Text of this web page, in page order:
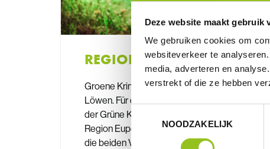
Deze website maakt gebruik
We gebruiken cookies om
websiteverkeer te
media, adverteren en
verstrekt of die ze hebben
Toestemmingsselectie
NOODZAKELIJK
REGIONEN
Groene Kring ist unser Dachverband in
Löwen. Für die Junglandwirte Ostbelgiens ist
der Grüne Kreis zuständig. Aufgeteilt in
Region Eupen und Region Eifel kümmern sich
die beiden Vorstände um die Aktivitäten und